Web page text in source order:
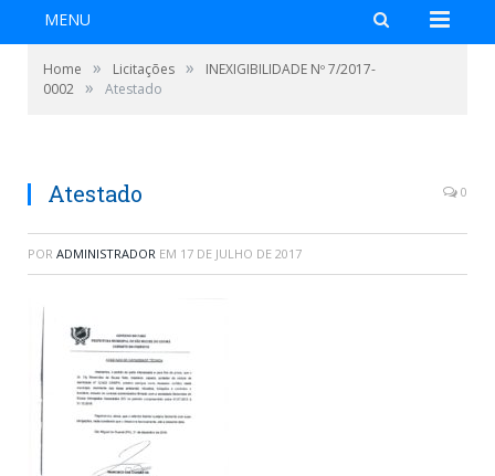
MENU
Home » Licitações »
INEXIGIBILIDADE Nº 7/2017-
0002 » Atestado
Atestado 0
POR ADMINISTRADOR EM 17 DE JULHO DE 2017